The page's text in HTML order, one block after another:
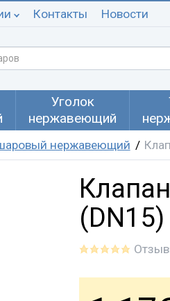
Контакты Новости
Уголок
нержавеющий
нержавеющий